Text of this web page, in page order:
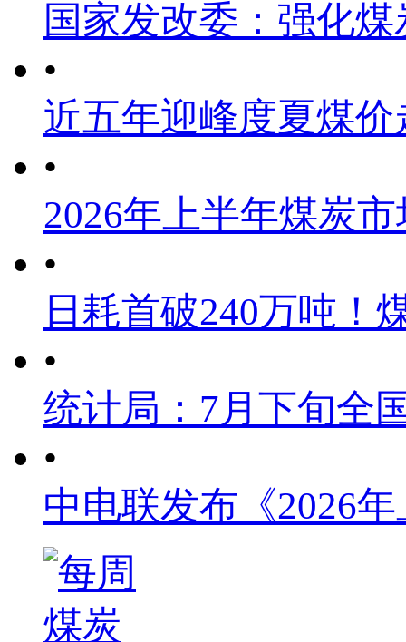
国家发改委：强化
•
近五年迎峰度夏煤价
•
2026年上半年煤炭
•
日耗首破240万吨！
•
统计局：7月下旬全
•
中电联发布《2026